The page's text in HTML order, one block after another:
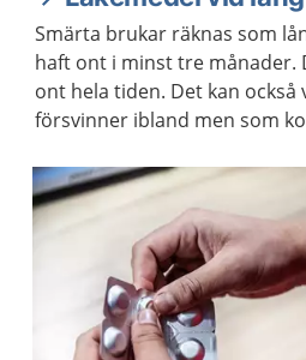
Smärta brukar räknas som
haft ont i minst tre månader.
ont hela tiden. Det kan också
försvinner ibland men som
långvarig smärta kan du
behandling.